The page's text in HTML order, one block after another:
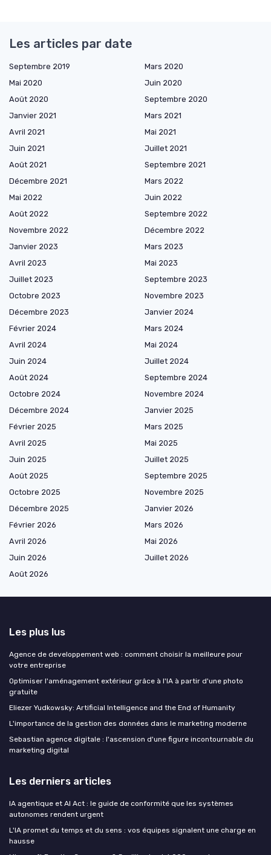
Les articles par date
Septembre 2019
Mars 2020
Mai 2020
Juin 2020
Août 2020
Septembre 2020
Janvier 2021
Mars 2021
Avril 2021
Mai 2021
Juin 2021
Juillet 2021
Août 2021
Septembre 2021
Décembre 2021
Mars 2022
Mai 2022
Juin 2022
Août 2022
Septembre 2022
Novembre 2022
Décembre 2022
Janvier 2023
Mars 2023
Avril 2023
Mai 2023
Juillet 2023
Septembre 2023
Octobre 2023
Novembre 2023
Décembre 2023
Janvier 2024
Février 2024
Mars 2024
Avril 2024
Mai 2024
Juin 2024
Juillet 2024
Août 2024
Septembre 2024
Octobre 2024
Novembre 2024
Décembre 2024
Janvier 2025
Février 2025
Mars 2025
Avril 2025
Mai 2025
Juin 2025
Juillet 2025
Août 2025
Septembre 2025
Octobre 2025
Novembre 2025
Décembre 2025
Janvier 2026
Février 2026
Mars 2026
Avril 2026
Mai 2026
Juin 2026
Juillet 2026
Août 2026
Les plus lus
Agence de developpement web : comment choisir la meilleure pour
votre entreprise
Optimiser l'aménagement extérieur grâce à l'IA à partir d'une photo
gratuite
Eliezer Yudkowsky: Artificial Intelligence and the End of Humanity
L'importance de la gestion des données dans le marketing moderne
Sebastian agence digitale : l'ascension d'une figure incontournable du
marketing digital
Les derniers articles
IA agentique et AI Act : le guide de conformité que les systèmes
autonomes rendent urgent
L'IA promet du temps et du sens : vos équipes signalent une charge en
hausse